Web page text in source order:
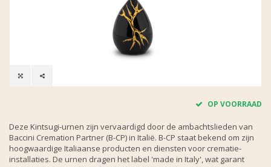
OP VOORRAAD
Deze Kintsugi-urnen zijn vervaardigd door de ambachtslieden van
Baccini Cremation Partner (B-CP) in Italië. B-CP staat bekend om zijn
hoogwaardige Italiaanse producten en diensten voor crematie-
installaties. De urnen dragen het label 'made in Italy', wat garant